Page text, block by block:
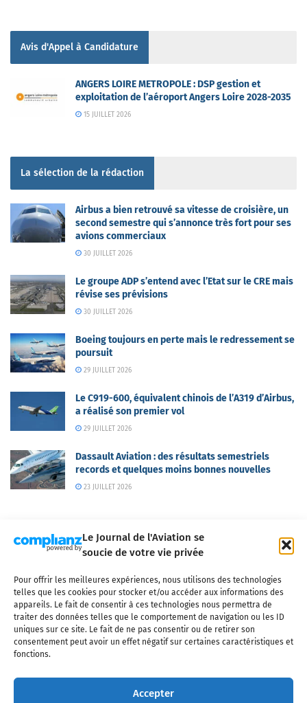
Le Journal de l'Aviation se
soucie de votre vie privée
Pour offrir les meilleures expériences, nous utilisons des technologies
telles que les cookies pour stocker et/ou accéder aux informations des
appareils. Le fait de consentir à ces technologies nous permettra de
traiter des données telles que le comportement de navigation ou les ID
uniques sur ce site. Le fait de ne pas consentir ou de retirer son
consentement peut avoir un effet négatif sur certaines caractéristiques et
fonctions.
Accepter
Avis d'Appel à Candidature
ANGERS LOIRE METROPOLE : DSP gestion et
exploitation de l’aéroport Angers Loire 2028-2035
15 JUILLET 2026
La sélection de la rédaction
Airbus a bien retrouvé sa vitesse de croisière, un
second semestre qui s’annonce très fort pour ses
avions commerciaux
30 JUILLET 2026
Le groupe ADP s’entend avec l’Etat sur le CRE mais
révise ses prévisions
30 JUILLET 2026
Boeing toujours en perte mais le redressement se
poursuit
29 JUILLET 2026
Le C919-600, équivalent chinois de l’A319 d’Airbus,
a réalisé son premier vol
29 JUILLET 2026
Dassault Aviation : des résultats semestriels
records et quelques moins bonnes nouvelles
23 JUILLET 2026
Qui sommes-nous ? Nous contacter
Partenaires
Mentions légales
CGV Politique de confidentialité Cookies
l'industrie aéronautique, l'aviation commerciale, l'aviation d'affaires, les